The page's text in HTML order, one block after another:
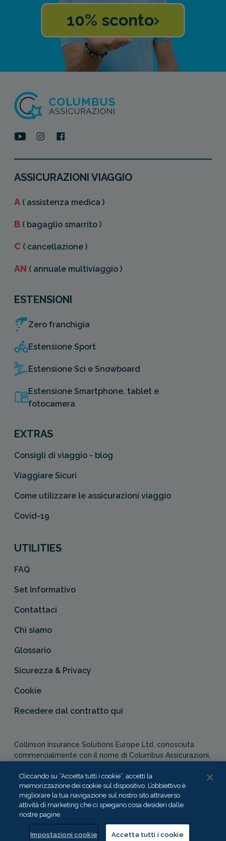
10% sconto
ASSICURAZIONI VIAGGIO
A ( assistenza medica )
B ( bagaglio smarrito )
C ( cancellazione )
AN ( annuale multiviaggio )
ESTENSIONI
Zero franchigia
Estensione Sport
Estensione Sci e Snowboard
Estensione Smartphone, tablet e
fotocamera
EXTRAS
Consigli di viaggio - blog
Viaggiare Sicuri
Come utilizzare le assicurazioni viaggio
Covid-19
UTILITIES
FAQ
Set Informativo
Contattaci
Chi siamo
Glossario
Sicurezza & Privacy
Cookie
Recedere dal contratto qui
Collinson Insurance Solutions Europe Ltd, conosciuta
commercialmente con il nome di Columbus Assicurazioni,
Authority in qualità di agente assicurativo (Distribution Act
-Cap. 487). In Italia, Columbus Assicurazioni è soggetta
alla vigilanza dell’IVASS.
Cliccando su “Accetta tutti i cookie”, accetti la
memorizzazione dei cookie sul dispositivo. L’obbiettivo è
migliorare la tua navigazione sul nostro sito attraverso
attività di marketing che ci spiegano cosa desideri dalle
nostre pagine.
Impostazioni cookie Accetta tutti i cookie